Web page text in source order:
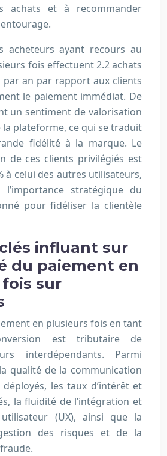
achats et à recommander
acheteurs ayant recours au
fois effectuent 2.2 achats
par an par rapport aux clients
le paiement immédiat. De
un sentiment de valorisation
la plateforme, ce qui se traduit
fidélité à la marque. Le
de ces clients privilégiés est
à celui des autres utilisateurs,
l’importance stratégique du
pour fidéliser la clientèle
influant sur
du paiement en
sur
en plusieurs fois en tant
est tributaire de
interdépendants. Parmi
qualité de la communication
les taux d’intérêt et
la fluidité de l’intégration et
utilisateur (UX), ainsi que la
des risques et de la